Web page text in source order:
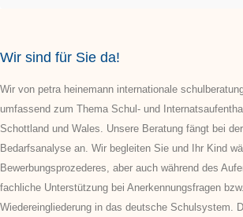
Wir sind für Sie da!
Wir von petra heinemann internationale
umfassend zum Thema Schul- und
Schottland und Wales. Unsere Beratung fängt bei
Bedarfsanalyse an. Wir begleiten Sie und Ihr Kind
Bewerbungsprozederes, aber auch während des
fachliche Unterstützung bei Anerkennungsfragen
Wiedereingliederung in das deutsche Schulsystem.